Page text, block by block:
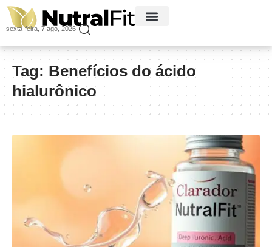
sexta-feira, 7 ago, 2026
Tag: Benefícios do ácido
hialurônico